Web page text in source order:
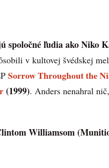
spoločné ľudia ako Niko
v kultovej švédskej
Sorrow Throughout the
(1999). Anders nenahral
Williamsom